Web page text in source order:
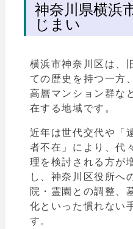
神奈川県横浜
じまい
横浜市神奈川区は、
ての歴史を持つ一方
高層マンション群な
在する地域です。
近年は世代交代や「
者不在」により、代
理を検討される方が
し、神奈川区役所へ
院・霊園との調整、
化といった慣れない
す。